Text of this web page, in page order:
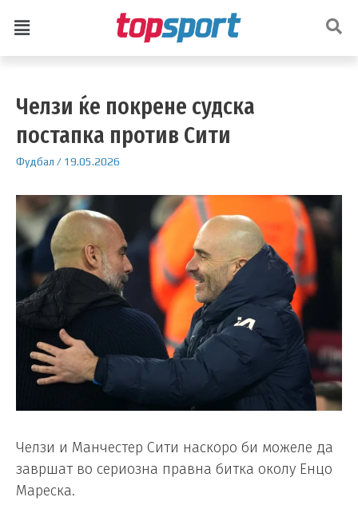
Челзи ќе покрене судска
постапка против Сити
Фудбал / 19.05.2026
Челзи и Манчестер Сити наскоро би можеле да
завршат во сериозна правна битка околу Енцо
Мареска.